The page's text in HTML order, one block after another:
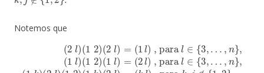
Notemos que
l)=(1l) , para {3 ,… n},(1l )( 12)(1 2l)
, paral∈{3 …,n} ,(1 2l )(1 2)(1k ( 2l =(k
, para ∉ {1 2}.